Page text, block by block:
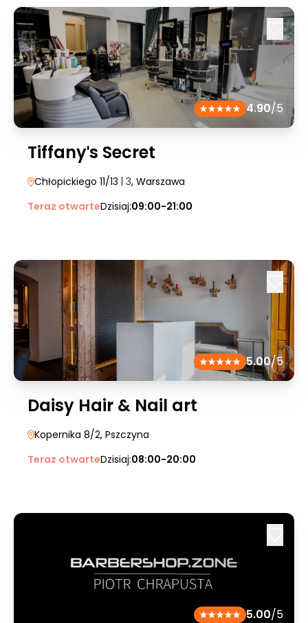
4.90/5
Tiffanyˈs Secret
Chłopickiego 11/13 | 3, Warszawa
Teraz otwarteDzisiaj:09:00-21:00
5.00/5
Daisy Hair & Nail art
Kopernika 8/2, Pszczyna
Teraz otwarteDzisiaj:08:00-20:00
5.00/5